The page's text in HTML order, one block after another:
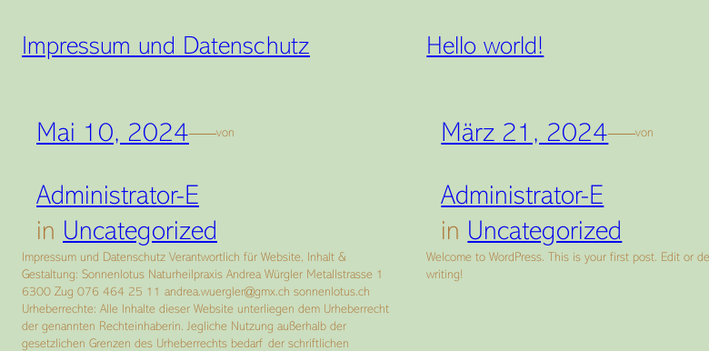
Impressum und Datenschutz
Mai 10, 2024—von
Administrator-E
in Uncategorized
Impressum und Datenschutz Verantwortlich für Website, Inhalt &
Gestaltung: Sonnenlotus Naturheilpraxis Andrea Würgler Metallstrasse 1
6300 Zug 076 464 25 11 andrea.wuergler@gmx.ch sonnenlotus.ch
Urheberrechte: Alle Inhalte dieser Website unterliegen dem Urheberrecht
der genannten Rechteinhaberin. Jegliche Nutzung außerhalb der
gesetzlichen Grenzen des Urheberrechts bedarf der schriftlichen
Hello world!
März 21, 2024—von
Administrator-E
in Uncategorized
Welcome to WordPress. This is your first post. Edit or
writing!